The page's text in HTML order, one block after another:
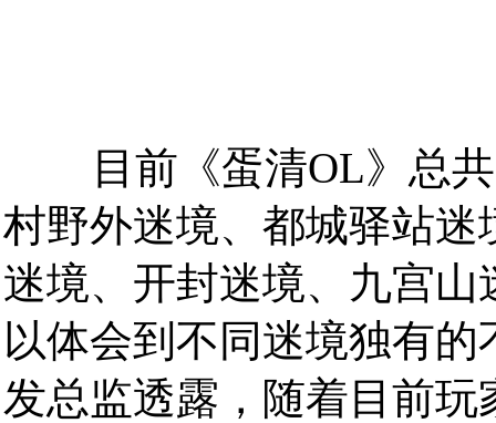
目前《蛋清OL》总共
村野外迷境、都城驿站
迷境、开封迷境、九宫
以体会到不同迷境独有
发总监透露，随着目前